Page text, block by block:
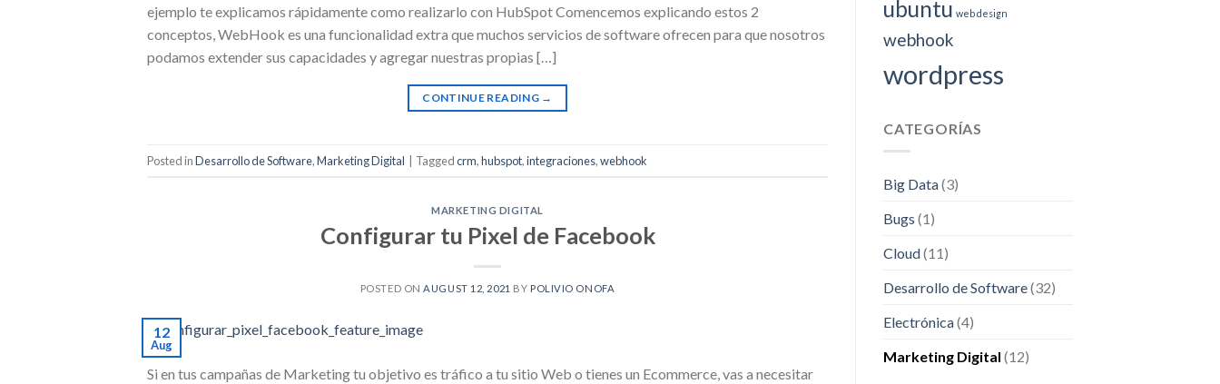
ejemplo te explicamos rápidamente como realizarlo con HubSpot Comencemos explicando estos 2
conceptos, WebHook es una funcionalidad extra que muchos servicios de software ofrecen para que nosotros
podamos extender sus capacidades y agregar nuestras propias […]
CONTINUE READING →
Posted inDesarrollo de Software,Marketing Digital Taggedcrm,hubspot,integraciones,webhook
MARKETING DIGITAL
Configurar tu Pixel de Facebook
POSTED ONAUGUST 12, 2021 BY POLIVIO ONOFA
12
Aug
Si en tus campañas de Marketing tu objetivo es tráfico a tu sitio Web o tienes un Ecommerce, vas a necesitar
ubuntu web design
webhook
wordpress
CATEGORÍAS
Big Data(3)
Bugs (1)
Cloud(11)
Desarrollo de Software(32)
Electrónica(4)
Marketing Digital (12)